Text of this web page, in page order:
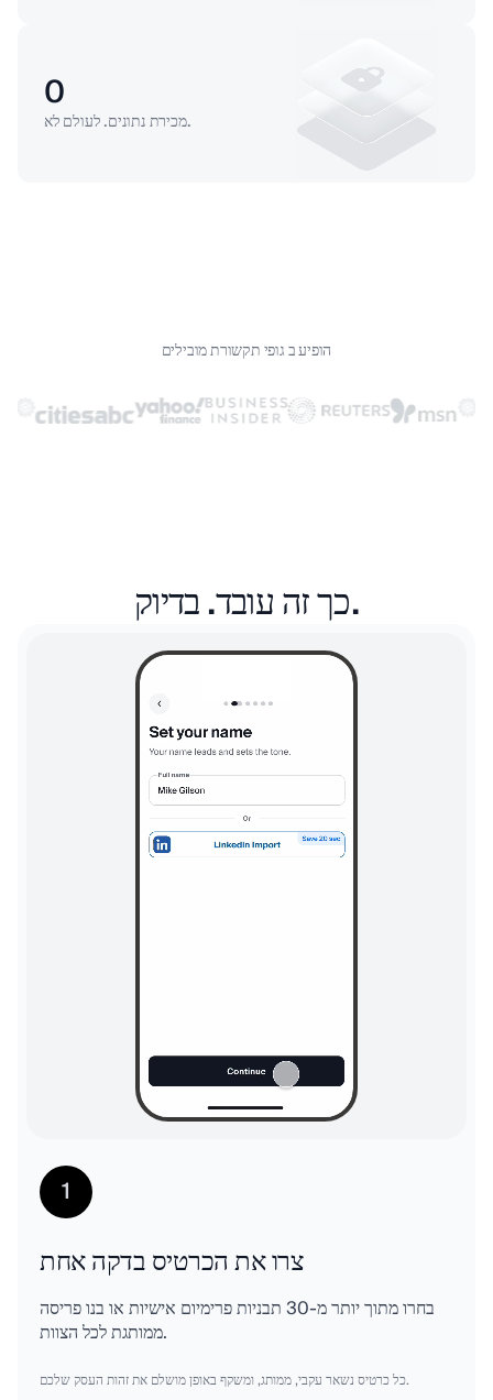
0
מכירת נתונים. לעולם לא.
הופיע ב גופי תקשורת מובילים
כך זה עובד. בדיוק.
1
צרו את הכרטיס בדקה אחת
בחרו מתוך יותר מ‑30 תבניות פרימיום אישיות או בנו פריסה
ממותגת לכל הצוות.
כל כרטיס נשאר עקבי, ממותג, ומשקף באופן מושלם את זהות העסק שלכם.